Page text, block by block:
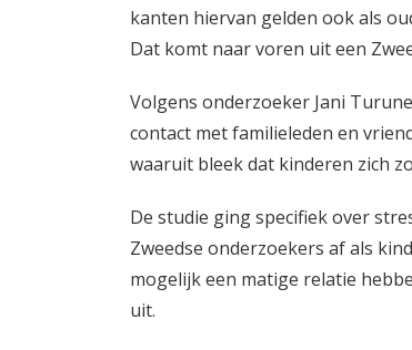
kanten hiervan gelden ook als
Dat komt naar voren uit een
Volgens onderzoeker Jani
contact met familieleden en
waaruit bleek dat kinderen zich
De studie ging specifiek over
Zweedse onderzoekers af als
mogelijk een matige relatie
uit.